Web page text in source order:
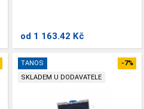
od 1 163.42 Kč
TANOS
SKLADEM U DODAVATELE
-7%